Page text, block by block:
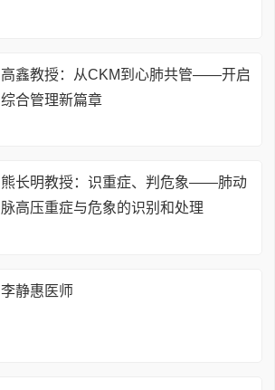
高鑫教授：从CKM到心肺共管——开启
综合管理新篇章
熊长明教授：识重症、判危象——肺动
脉高压重症与危象的识别和处理
李静惠医师